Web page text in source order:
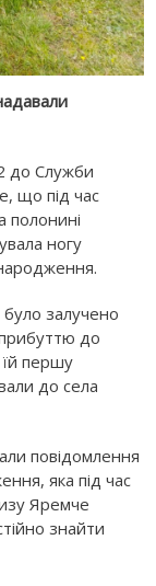
до Служби
що під час
полонині
ногу
залучено
до
першу
до села
повідомлення
яка під час
Яремче
знайти